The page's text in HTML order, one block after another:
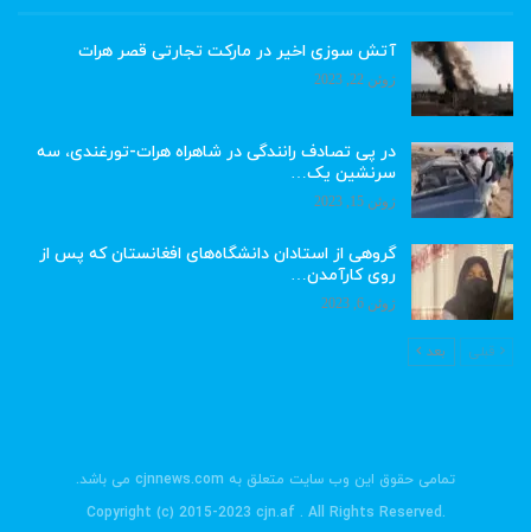
آتش سوزی اخیر در مارکت تجارتی قصر هرات
ژوئن 22, 2023
در پی تصادف رانندگی در شاهراه هرات-تورغندی، سه
سرنشین یک…
ژوئن 15, 2023
گروهی از استادان دانشگاه‌های افغانستان که پس از
روی کارآمدن…
ژوئن 6, 2023
قبلی بعد
تمامی حقوق این وب سایت متعلق به cjnnews.com می باشد.
.Copyright (c) 2015-2023 cjn.af . All Rights Reserved